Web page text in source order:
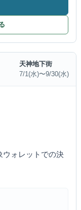
天神地下街
7/1(水)〜9/30(水)
ウォレットでの決